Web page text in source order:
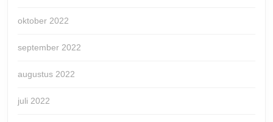
oktober 2022
september 2022
augustus 2022
juli 2022